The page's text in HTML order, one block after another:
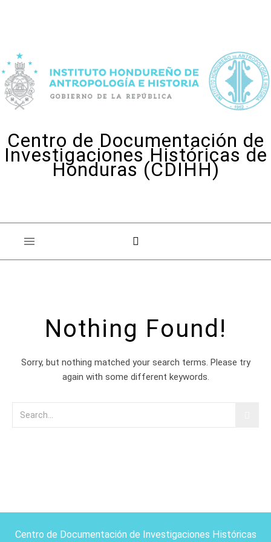
Centro de Documentación de
Investigaciones Históricas de
Honduras (CDIHH)
Nothing Found!
Sorry, but nothing matched your search terms. Please try
again with some different keywords.
Centro de Documentación de Investigaciones Históricas